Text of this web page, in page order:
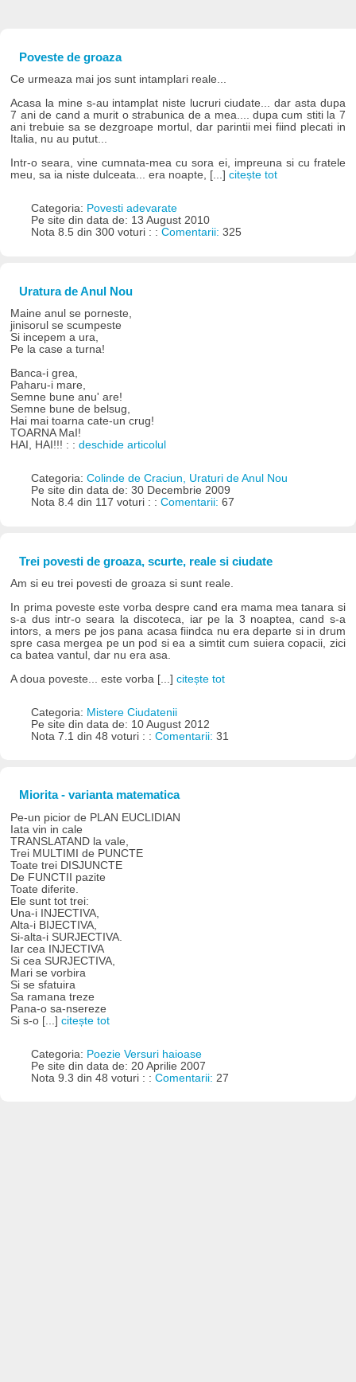
Poveste de groaza
Ce urmeaza mai jos sunt intamplari reale...
Acasa la mine s-au intamplat niste lucruri ciudate... dar asta dupa
7 ani de cand a murit o strabunica de a mea.... dupa cum stiti la 7
ani trebuie sa se dezgroape mortul, dar parintii mei fiind plecati in
Italia, nu au putut...
Intr-o seara, vine cumnata-mea cu sora ei, impreuna si cu fratele
meu, sa ia niste dulceata... era noapte, [...]citește tot
Categoria: Povesti adevarate
Pe site din data de: 13 August 2010
Nota 8.5 din 300 voturi : : Comentarii: 325
Uratura de Anul Nou
Maine anul se porneste,
jinisorul se scumpeste
Si incepem a ura,
Pe la case a turna!
Banca-i grea,
Paharu-i mare,
Semne bune anu' are!
Semne bune de belsug,
Hai mai toarna cate-un crug!
TOARNA MaI!
HAI, HAI!!! : :deschide articolul
Categoria: Colinde de Craciun, Uraturi de Anul Nou
Pe site din data de: 30 Decembrie 2009
Nota 8.4 din 117 voturi : : Comentarii: 67
Trei povesti de groaza, scurte, reale si ciudate
Am si eu trei povesti de groaza si sunt reale.
In prima poveste este vorba despre cand era mama mea tanara si
s-a dus intr-o seara la discoteca, iar pe la 3 noaptea, cand s-a
intors, a mers pe jos pana acasa fiindca nu era departe si in drum
spre casa mergea pe un pod si ea a simtit cum suiera copacii, zici
ca batea vantul, dar nu era asa.
A doua poveste... este vorba [...]citește tot
Categoria: Mistere Ciudatenii
Pe site din data de: 10 August 2012
Nota 7.1 din 48 voturi : : Comentarii: 31
Miorita - varianta matematica
Pe-un picior de PLAN EUCLIDIAN
Iata vin in cale
TRANSLATAND la vale,
Trei MULTIMI de PUNCTE
Toate trei DISJUNCTE
De FUNCTII pazite
Toate diferite.
Ele sunt tot trei:
Una-i INJECTIVA,
Alta-i BIJECTIVA,
Si-alta-i SURJECTIVA.
Iar cea INJECTIVA
Si cea SURJECTIVA,
Mari se vorbira
Si se sfatuira
Sa ramana treze
Pana-o sa-nsereze
Si s-o [...]citește tot
Categoria: Poezie Versuri haioase
Pe site din data de: 20 Aprilie 2007
Nota 9.3 din 48 voturi : : Comentarii: 27